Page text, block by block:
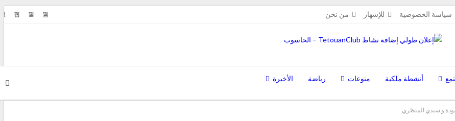
سياسة الخصوصية للإشهار من نحن
أنشطة ملكية منوعات رياضة الأخيرة
و سيدي المنظري